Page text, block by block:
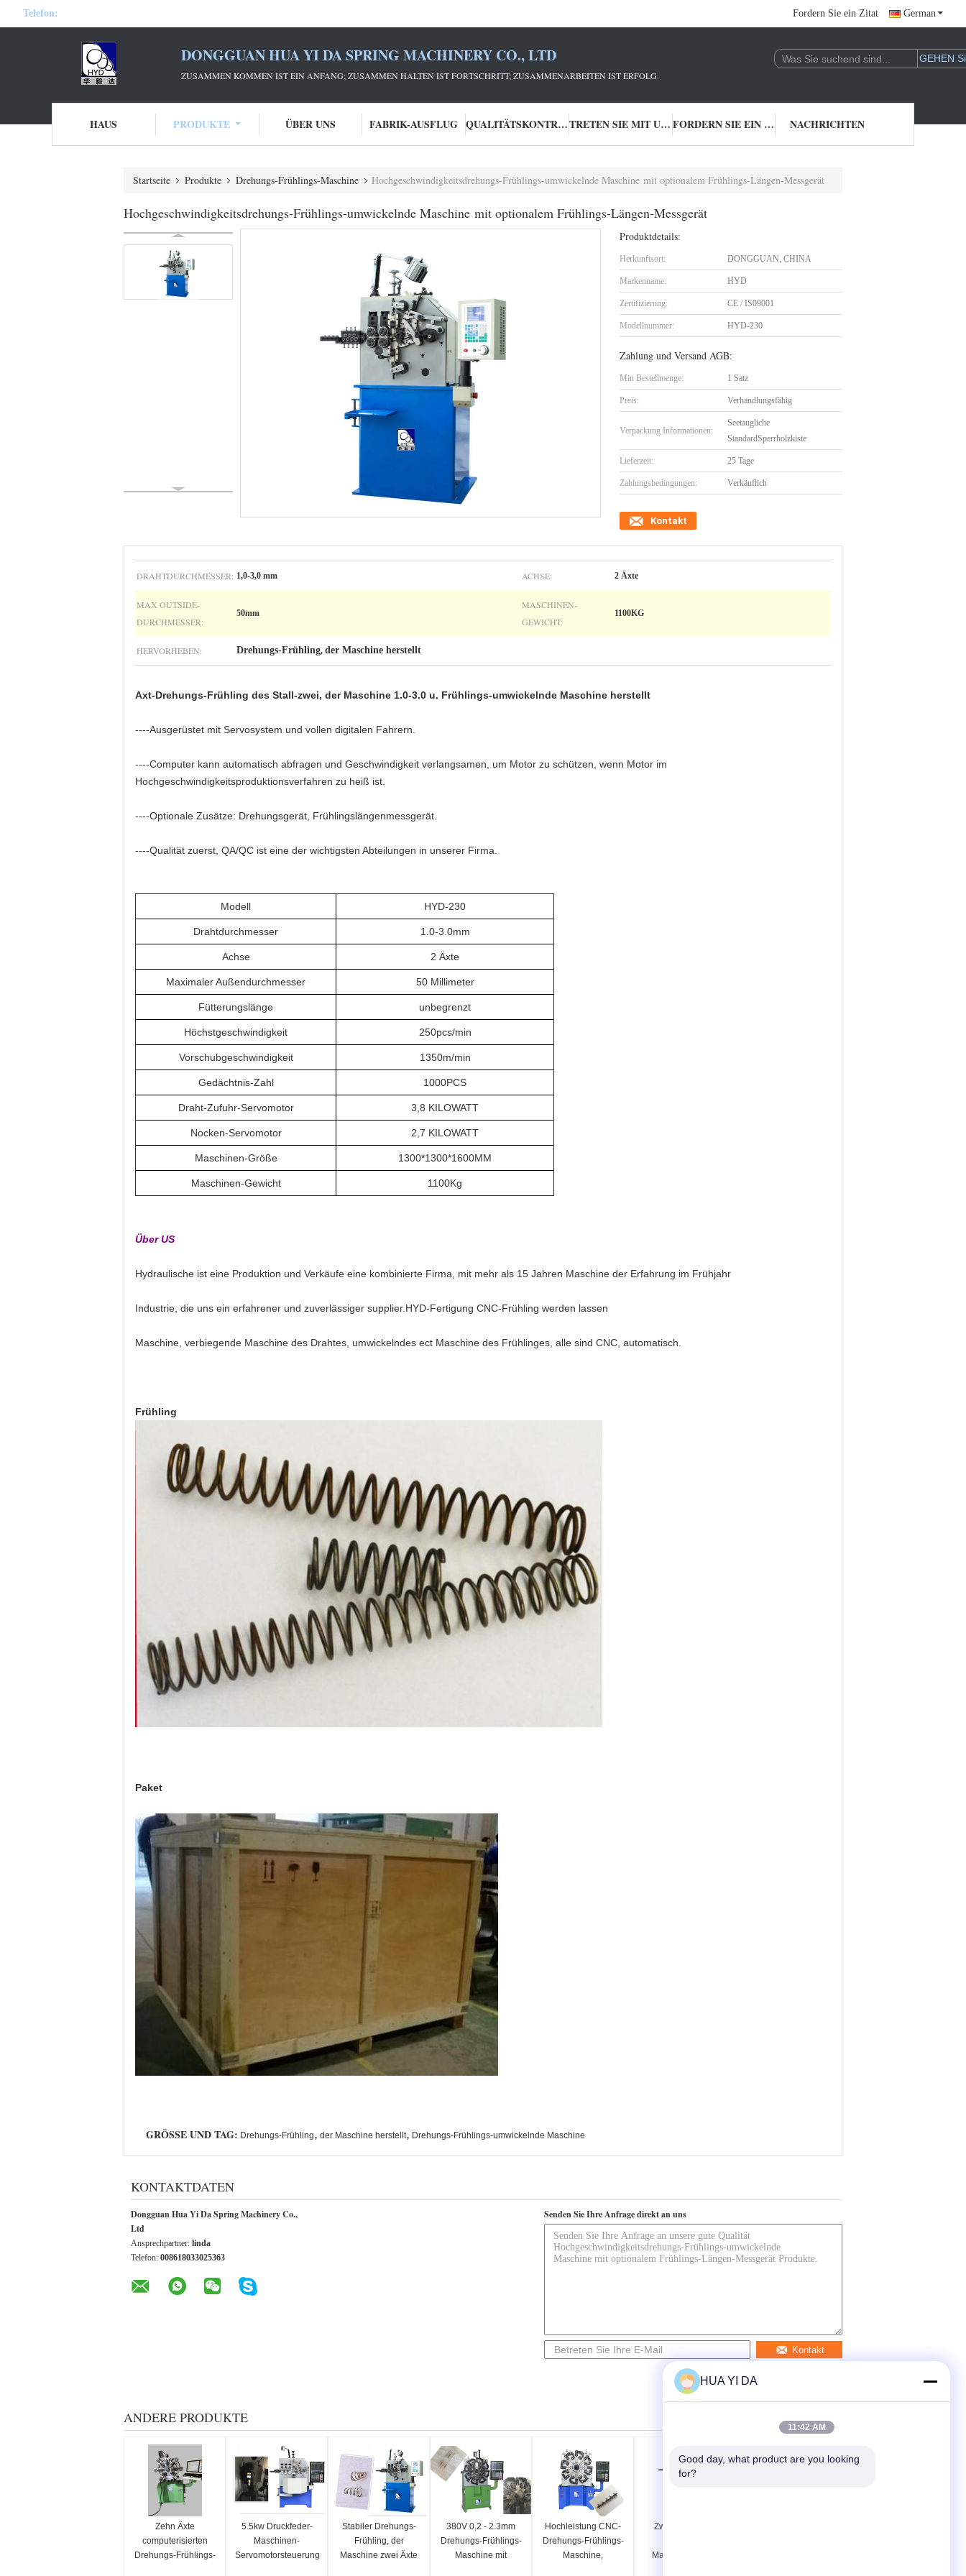
Telefon: Fordern Sie ein Zitat German
DONGGUAN HUA YI DA SPRING MACHINERY CO., LTD
ZUSAMMEN KOMMEN IST EIN ANFANG; ZUSAMMEN HALTEN IST FORTSCHRITT; ZUSAMMENARBEITEN IST ERFOLG.
HAUS PRODUKTE ÜBER UNS FABRIK-AUSFLUG QUALITÄTSKONTROLLE TRETEN SIE MIT UNS IN VERBINDUNG FORDERN SIE EIN ZITAT NACHRICHTEN
Startseite Produkte Drehungs-Frühlings-Maschine Hochgeschwindigkeitsdrehungs-Frühlings-umwickelnde Maschine mit optionalem Frühlings-Längen-Messgerät
Hochgeschwindigkeitsdrehungs-Frühlings-umwickelnde Maschine mit optionalem Frühlings-Längen-Messgerät
Produktdetails:
Herkunftsort: DONGGUAN, CHINA
Markenname: HYD
Zertifizierung: CE / IS09001
Modellnummer: HYD-230
Zahlung und Versand AGB:
Min Bestellmenge: 1 Satz
Preis: Verhandlungsfähig
Verpackung Informationen:
Seetaugliche
StandardSperrholzkiste
Lieferzeit: 25 Tage
Zahlungsbedingungen: Verkäuflich
Kontakt
DRAHTDURCHMESSER: 1,0-3,0 mm ACHSE: 2 Äxte
MAX OUTSIDE-
DURCHMESSER:
50mm
MASCHINEN-
GEWICHT:
1100KG
HERVORHEBEN: Drehungs-Frühling, der Maschine herstellt
Axt-Drehungs-Frühling des Stall-zwei, der Maschine 1.0-3.0 u. Frühlings-umwickelnde Maschine herstellt
----Ausgerüstet mit Servosystem und vollen digitalen Fahrern.
----Computer kann automatisch abfragen und Geschwindigkeit verlangsamen, um Motor zu schützen, wenn Motor im
Hochgeschwindigkeitsproduktionsverfahren zu heiß ist.
----Optionale Zusätze: Drehungsgerät, Frühlingslängenmessgerät.
----Qualität zuerst, QA/QC ist eine der wichtigsten Abteilungen in unserer Firma.
Modell HYD-230
Drahtdurchmesser 1.0-3.0mm
Achse 2 Äxte
Maximaler Außendurchmesser 50 Millimeter
Fütterungslänge unbegrenzt
Höchstgeschwindigkeit 250pcs/min
Vorschubgeschwindigkeit 1350m/min
Gedächtnis-Zahl 1000PCS
Draht-Zufuhr-Servomotor 3,8 KILOWATT
Nocken-Servomotor 2,7 KILOWATT
Maschinen-Größe 1300*1300*1600MM
Maschinen-Gewicht 1100Kg
Über US
Hydraulische ist eine Produktion und Verkäufe eine kombinierte Firma, mit mehr als 15 Jahren Maschine der Erfahrung im Frühjahr
Industrie, die uns ein erfahrener und zuverlässiger supplier.HYD-Fertigung CNC-Frühling werden lassen
Maschine, verbiegende Maschine des Drahtes, umwickelndes ect Maschine des Frühlinges, alle sind CNC, automatisch.
Frühling
Paket
GRÖSSE UND TAG: Drehungs-Frühling, der Maschine herstellt, Drehungs-Frühlings-umwickelnde Maschine
KONTAKTDATEN
Dongguan Hua Yi Da Spring Machinery Co.,
Ltd
Ansprechpartner: linda
Telefon: 008618033025363
Senden Sie Ihre Anfrage direkt an uns
Kontakt
ANDERE PRODUKTE
Zehn Äxte
computerisierten
Drehungs-Frühlings-
5.5kw Druckfeder-
Maschinen-
Servomotorsteuerung
Stabiler Drehungs-
Frühling, der
Maschine zwei Äxte
380V 0,2 - 2.3mm
Drehungs-Frühlings-
Maschine mit
Hochleistung CNC-
Drehungs-Frühlings-
Maschine,
Zwei Drehungs-
Maschinen-hohe
HUA YI DA
11:42 AM
Good day, what product are you looking
for?